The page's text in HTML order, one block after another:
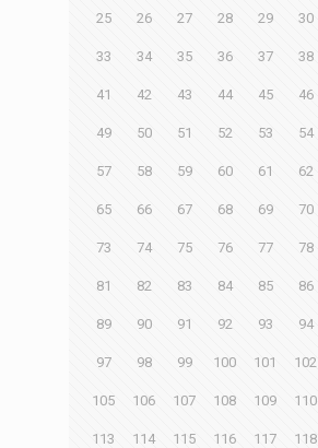
25 26 27 28 29 30
33 34 35 36 37 38
41 42 43 44 45 46
49 50 51 52 53 54
57 58 59 60 61 62
65 66 67 68 69 70
73 74 75 76 77 78
81 82 83 84 85 86
89 90 91 92 93 94
97 98 99 100 101 102
105 106 107 108 109 110
113 114 115 116 117 118